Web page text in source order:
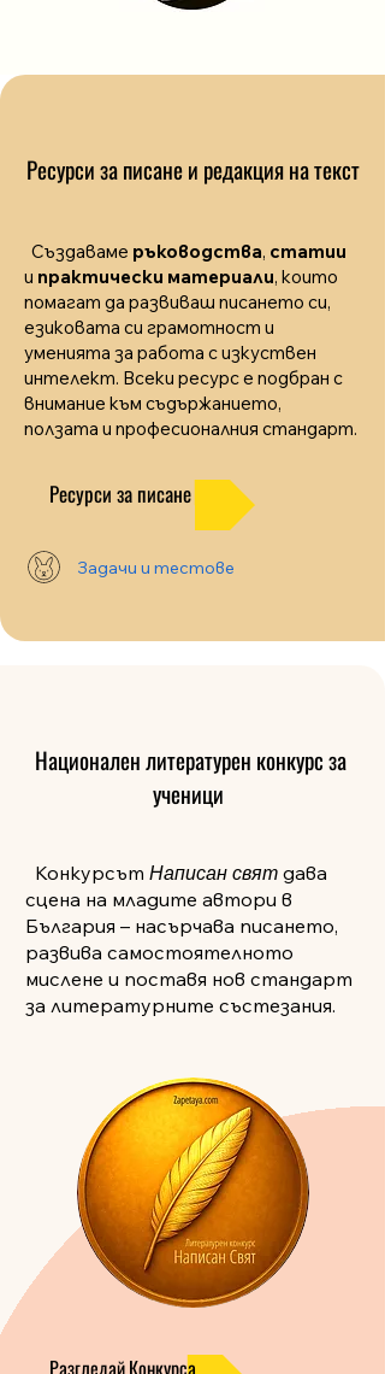
Ресурси за писане и редакция на текст
Създаваме ръководства, статии
и практически материали, които
помагат да развиваш писането си,
езиковата си грамотност и
уменията за работа с изкуствен
интелект. Всеки ресурс е подбран с
внимание към съдържанието,
ползата и професионалния стандарт.
Ресурси за писане
Задачи и тестове
Национален литературен конкурс за
ученици
Конкурсът Написан свят дава
сцена на младите автори в
България – насърчава писането,
развива самостоятелното
мислене и поставя нов стандарт
за литературните състезания.
Разгледай Конкурса